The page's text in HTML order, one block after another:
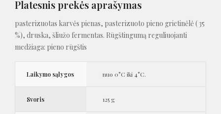
Platesnis prekės aprašymas
pasterizuotas karvės pienas, pasterizuoto pieno grietinėlė ( 35
%), druska, šliužo fermentas. Rūgštingumą reguliuojanti
medžiaga: pieno rūgštis
Laikymo sąlygos nuo 0°C iki 4°C.
Svoris 125 g